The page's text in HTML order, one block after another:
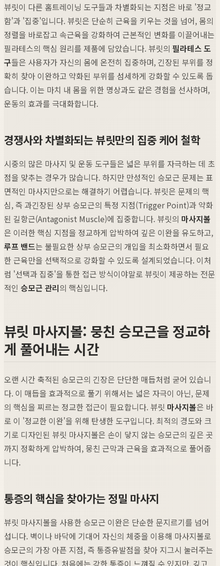
뷰릿이 다른 홈트레이닝 도구들과 차별화되는 지점은 바로 '정교
함'과 '집중'입니다. 뷰릿은 단순히 근육을 키우는 것을 넘어, 몸의
정렬을 바로잡고 속근육을 강화하여 근본적인 변화를 이끌어내는
필라테스의 핵심 원리를 제품에 담았습니다. 뷰릿의 필라테스 도
구들은 사용자가 자신의 몸에 온전히 집중하며, 긴장된 부위를 정
확히 찾아 이완하고 약화된 부위를 섬세하게 강화할 수 있도록 돕
습니다. 이는 마치 내 몸을 위한 명상과도 같은 경험을 선사하며,
운동의 효과를 극대화합니다.
경쟁사와 차별화되는 뷰릿만의 집중 케어 철학
시중의 많은 마사지 및 운동 도구들은 넓은 부위를 자극하는 데 초
점을 맞추는 경우가 많습니다. 하지만 만성적인 승모근 문제는 표
면적인 마사지만으로는 해결하기 어렵습니다. 뷰릿은 문제의 핵
심, 즉 과긴장된 상부 승모근의 특정 지점(Trigger Point)과 약화
된 길항근(Antagonist Muscle)에 집중합니다. 뷰릿의 마사지볼
은 이러한 핵심 지점을 정교하게 압박하여 깊은 이완을 유도하고,
루프 밴드는 불필요한 상부 승모근의 개입을 최소화하면서 필요
한 근육만을 선택적으로 강화할 수 있도록 설계되었습니다. 이처
럼 '선택과 집중'을 통한 접근 방식이야말로 뷰릿이 제공하는 전문
적인 승모근 관리의 핵심입니다.
뷰릿 마사지볼: 뭉친 승모근을 정교하
게 풀어내는 시간
오랜 시간 축적된 승모근의 긴장은 단단한 매듭처럼 굳어 있습니
다. 이 매듭을 효과적으로 풀기 위해서는 넓은 자극이 아닌, 문제
의 핵심을 찌르는 정교한 접근이 필요합니다. 뷰릿 마사지볼은 바
로 이 '정교한 이완'을 위해 탄생한 도구입니다. 최적의 경도와 크
기로 디자인된 뷰릿 마사지볼은 손이 닿지 않는 승모근의 깊은 곳
까지 정확하게 압박하여, 뭉친 근막과 근육을 효과적으로 풀어줍
니다.
통증의 핵심을 찾아가는 정밀 마사지
뷰릿 마사지볼을 사용한 승모근 이완은 단순한 문지르기를 넘어
섭니다. 벽이나 바닥에 기대어 자신의 체중을 이용해 마사지볼로
승모근의 가장 아픈 지점, 즉 통증유발점을 찾아 지그시 눌러주는
것이 핵심입니다. 처음에는 강한 통증이 느껴질 수 있지만, 깊고